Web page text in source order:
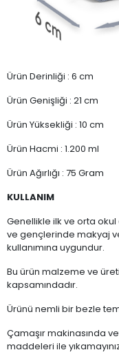
Ürün Derinliği : 6 cm
Ürün Genişliği : 21 cm
Ürün Yüksekliği : 10 cm
Ürün Hacmi : 1.200 ml
Ürün Ağırlığı : 75 Gram
KULLANIM
Genellikle ilk ve orta okul
ve gençlerinde makyaj
kullanımına uygundur.
Bu ürün malzeme ve
kapsamındadır.
Ürünü nemli bir bezle
Çamaşır makinasında
maddeleri ile